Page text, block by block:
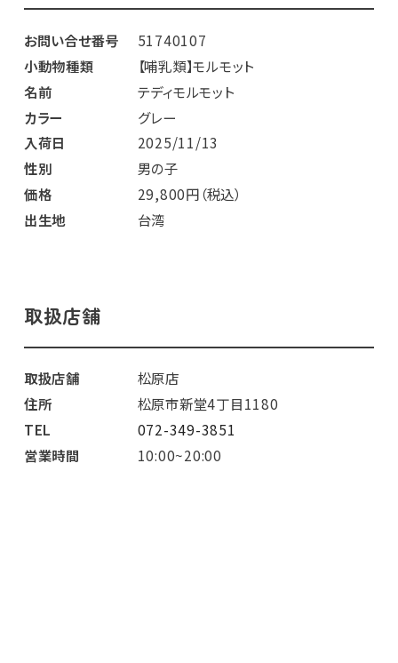
お問い合せ番号
51740107
小動物種類
【哺乳類】モルモット
名前
テディモルモット
カラー
グレー
入荷日
2025/11/13
性別
男の子
価格
29,800円（税込）
出生地
台湾
取扱店舗
取扱店舗
松原店
住所
松原市新堂4丁目1180
TEL
072-349-3851
営業時間
10:00~20:00